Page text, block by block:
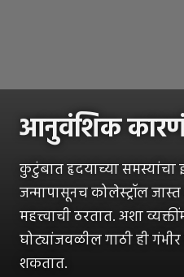
आनुवंशिक
कुटुंबात हृदयाच्या समस्यांचा
जन्मापासूनच कोलेस्ट्रॉल
महत्त्वाची ठरतात. अशा
घोट्यांजवळील गाठी ही
शकतात.